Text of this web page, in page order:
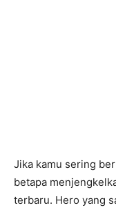
Jika kamu sering
betapa
terbaru. Hero yang